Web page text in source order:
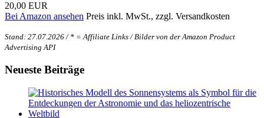
20,00 EUR
Bei Amazon ansehen Preis inkl. MwSt., zzgl. Versandkosten
Stand: 27.07.2026 / * = Affiliate Links / Bilder von der Amazon Product
Advertising API
Neueste Beiträge